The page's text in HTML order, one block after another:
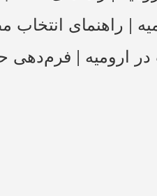
| راهنمای انتخاب
در ارومیه |